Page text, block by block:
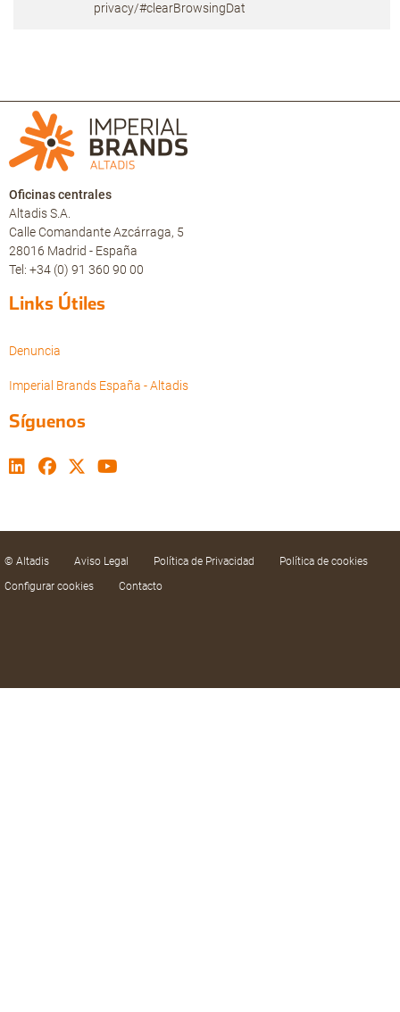
privacy/#clearBrowsingDat
Oficinas centrales
Altadis S.A.
Calle Comandante Azcárraga, 5
28016 Madrid - España
Tel: +34 (0) 91 360 90 00
Links Útiles
Denuncia
Imperial Brands España - Altadis
Síguenos
© Altadis Aviso Legal Política de Privacidad
Política de cookies
Configurar cookies
Contacto